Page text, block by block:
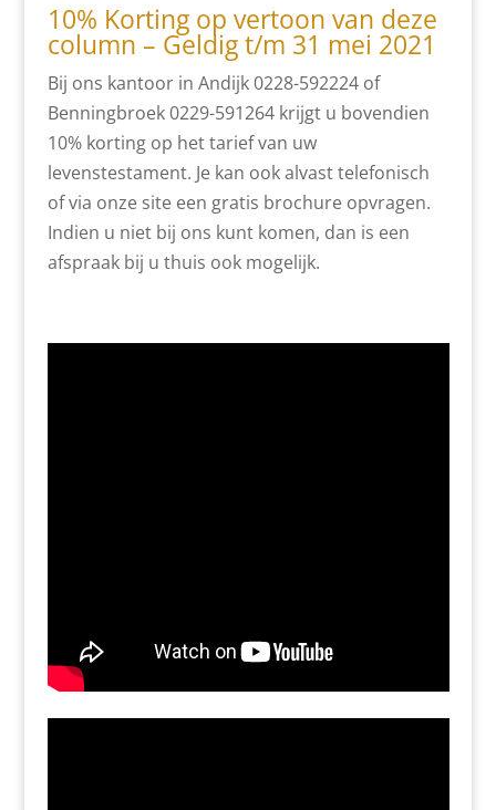
10% Korting op vertoon van deze
column – Geldig t/m 31 mei 2021
Bij ons kantoor in Andijk 0228-592224 of
Benningbroek 0229-591264 krijgt u bovendien
10% korting op het tarief van uw
levenstestament. Je kan ook alvast telefonisch
of via onze site een gratis brochure opvragen.
Indien u niet bij ons kunt komen, dan is een
afspraak bij u thuis ook mogelijk.